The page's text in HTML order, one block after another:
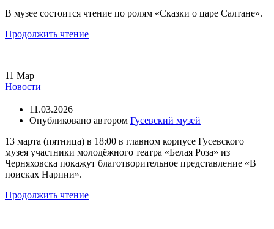
В музее состоится чтение по ролям «Сказки о царе Салтане».
Продолжить чтение
11 Мар
Новости
11.03.2026
Опубликовано автором Гусевский музей
13 марта (пятница) в 18:00 в главном корпусе Гусевского
музея участники молодёжного театра «Белая Роза» из
Черняховска покажут благотворительное представление «В
поисках Нарнии».
Продолжить чтение